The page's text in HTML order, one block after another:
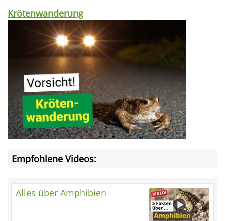
Krötenwanderung
Empfohlene Videos:
Alles über Amphibien